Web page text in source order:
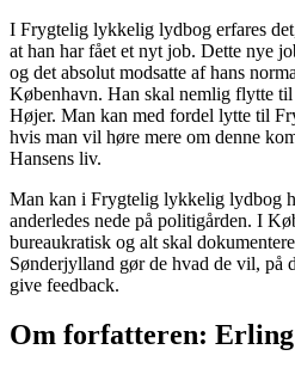
I Frygtelig lykkelig lydbog erfares
at han har fået et nyt job. Dette nye
og det absolut modsatte af hans
København. Han skal nemlig flytte
Højer. Man kan med fordel lytte til
hvis man vil høre mere om denne
Hansens liv.
Man kan i Frygtelig lykkelig lydbog
anderledes nede på politigården. I
bureaukratisk og alt skal
Sønderjylland gør de hvad de vil, på
give feedback.
Om forfatteren: Erling